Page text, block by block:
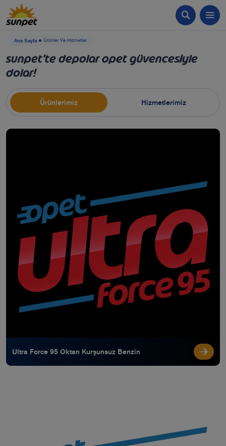
Ana Sayfa Ürünler Ve Hizmetler
Sunpet'te depolar Opet güvencesiyle
dolar!
Ürünlerimiz Hizmetlerimiz
Ultra Force 95 Oktan Kurşunsuz Benzin